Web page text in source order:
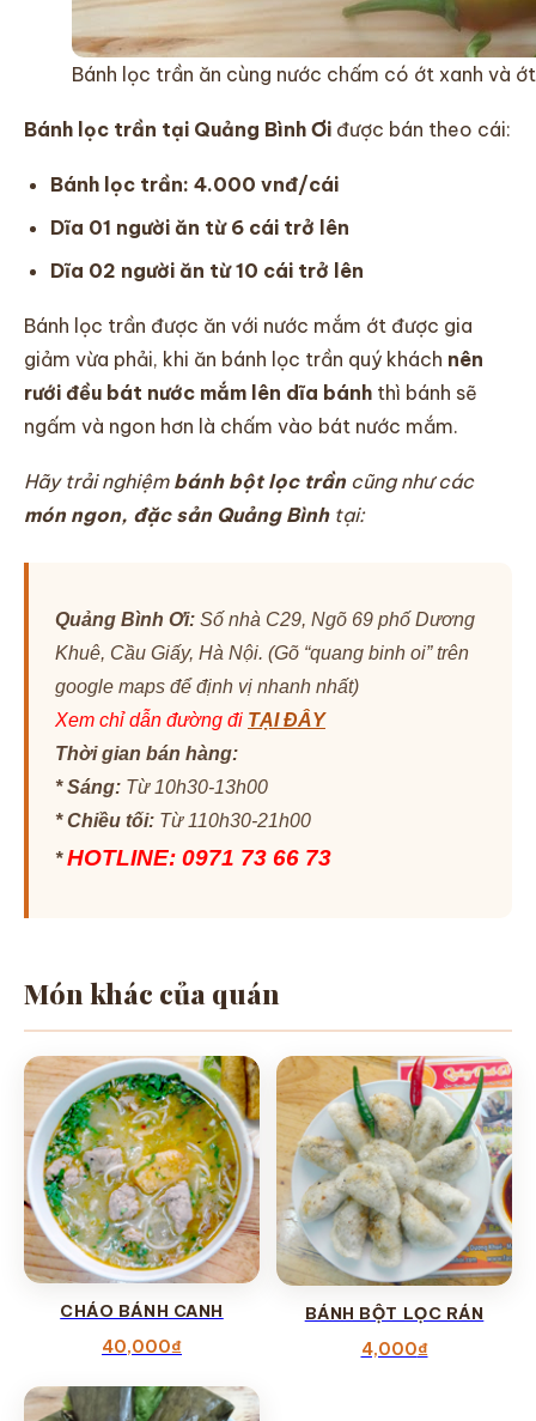
Bánh lọc trần ăn cùng nước chấm có ớt xanh và
Bánh lọc trần tại Quảng Bình Ơi được bán theo cái:
Bánh lọc trần: 4.000 vnđ/cái
Dĩa 01 người ăn từ 6 cái trở lên
Dĩa 02 người ăn từ 10 cái trở lên
Bánh lọc trần được ăn với nước mắm ớt được gia
giảm vừa phải, khi ăn bánh lọc trần quý khách nên
rưới đều bát nước mắm lên dĩa bánh thì bánh sẽ
ngấm và ngon hơn là chấm vào bát nước mắm.
Hãy trải nghiệm bánh bột lọc trầncũng như các
món ngon, đặc sản Quảng Bìnhtại:
Quảng Bình Ơi: Số nhà C29, Ngõ 69 phố Dương
Khuê, Cầu Giấy, Hà Nội. (Gõ “quang binh oi” trên
google maps để định vị nhanh nhất)
Xem chỉ dẫn đường đi TẠI ĐÂY
Thời gian bán hàng:
* Sáng: Từ 10h30-13h00
* Chiều tối: Từ 110h30-21h00
*HOTLINE: 0971 73 66 73
Món khác của quán
CHÁO BÁNH CANH
40,000₫
BÁNH BỘT LỌC RÁN
4,000₫